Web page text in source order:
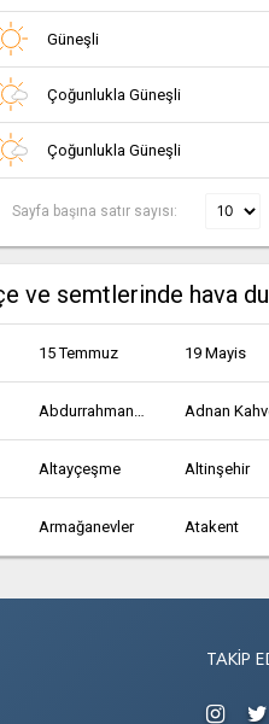
Güneşli
Çoğunlukla Güneşli
Çoğunlukla Güneşli
Sayfa başına satır sayısı:
ve semtlerinde hava
15 Temmuz 19 Mayis
Abdurrahmangazi Adnan
Altayçeşme Altinşehir
Armağanevler Atakent
Balikyolu
TAKIP